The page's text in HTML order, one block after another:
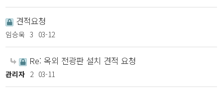
견적요청
임승욱 3 03-12
Re: 옥외 전광판 설치 견적 요청
관리자 2 03-11